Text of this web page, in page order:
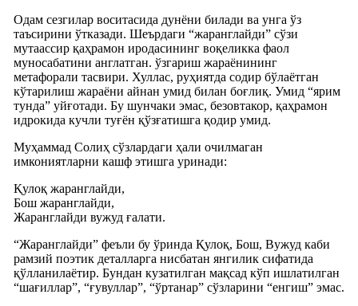
Одам сезгилар воситасида дунёни билади ва унга ўз
таъсирини ўтказади. Шеърдаги “жаранглайди” сўзи
мутаассир қаҳрамон иродасининг воқеликка фаол
муносабатини англатган. ўзгариш жараёнининг
метафорали тасвири. Хуллас, руҳиятда содир бўлаётган
кўтарилиш жараёни айнан умид билан боғлиқ. Умид “ярим
тунда” уйғотади. Бу шунчаки эмас, безовтакор, қаҳрамон
идрокида кучли туғён қўзғатишга қодир умид.
Муҳаммад Солиҳ сўзлардаги ҳали очилмаган
имкониятларни кашф этишга уринади:
Қулоқ жаранглайди,
Бош жаранглайди,
Жаранглайди вужуд ғалати.
“Жаранглайди” феъли бу ўринда Қулоқ, Бош, Вужуд каби
рамзий поэтик деталларга нисбатан янгилик сифатида
қўлланилаётир. Бундан кузатилган мақсад кўп ишлатилган
“шағиллар”, “ғувуллар”, “ўртанар” сўзларини “енгиш” эмас.